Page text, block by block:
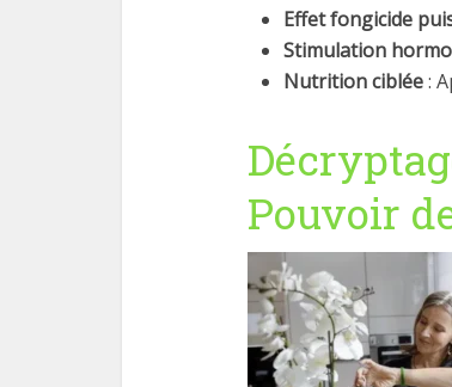
Effet fongicide
Stimulation
Nutrition ciblée:
Pouvoir